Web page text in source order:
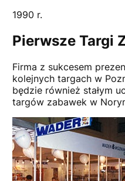
1990 r.
Pierwsze Targi
Firma z sukcesem
kolejnych targach w
będzie również stałym
targów zabawek w